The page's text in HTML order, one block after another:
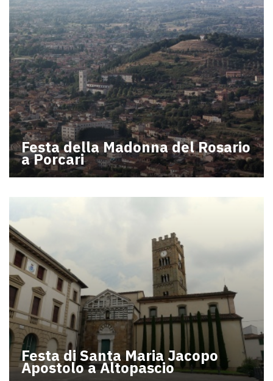
Festa della Madonna del Rosario
a Porcari
Festa di Santa Maria Jacopo
Apostolo a Altopascio